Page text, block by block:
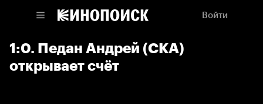
Войти
1:0. Педан Андрей (СКА)
открывает счёт